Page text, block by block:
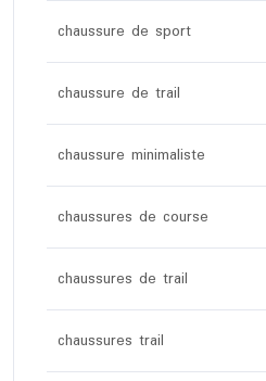
chaussure de sport
chaussure de trail
chaussure minimaliste
chaussures de course
chaussures de trail
chaussures trail